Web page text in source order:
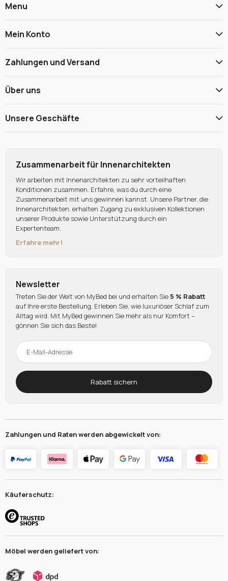
Menu
Mein Konto
Zahlungen und Versand
Über uns
Unsere Geschäfte
Zusammenarbeit für Innenarchitekten
Wir arbeiten mit Innenarchitekten zu sehr vorteilhaften
Konditionen zusammen. Erfahre, was du durch eine
Zusammenarbeit mit uns gewinnen kannst. Unsere Partner, die
Innenarchitekten, erhalten Zugang zu exklusiven Kollektionen
unserer Produkte sowie Unterstützung durch ein
Expertenteam.
Erfahre mehr!
Newsletter
Treten Sie der Welt von MyBed bei und erhalten Sie5 % Rabatt
auf Ihre erste Bestellung. Erleben Sie, wie luxuriöser Schlaf zum
Alltag wird. Mit MyBed gewinnen Sie mehr als nur Komfort –
gönnen Sie sich das Beste!
Rabatt sichern
Zahlungen und Raten werden abgewickelt von:
Käuferschutz:
Möbel werden geliefert von: